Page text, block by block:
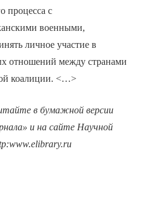
процесса с
военными,
личное участие в
отношений между странами
коалиции. <…>
в бумажной версии
и на сайте Научной
:www.elibrary.ru